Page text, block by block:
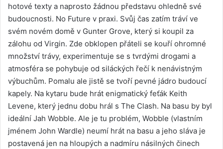
hotové texty a naprosto žádnou představu ohledně své
budoucnosti. No Future v praxi. Svůj čas zatím tráví ve
svém novém domě v Gunter Grove, který si koupil za
zálohu od Virgin. Zde obklopen přáteli se kouří ohromné
množství trávy, experimentuje se s tvrdými drogami a
atmosféra se pohybuje od siláckých řečí k nenávistným
výbuchům. Pomalu ale jistě se tvoří pevné jádro budoucí
kapely. Na kytaru bude hrát enigmatický feťák Keith
Levene, který jednu dobu hrál s The Clash. Na basu by byl
ideální Jah Wobble. Ale je tu problém, Wobble (vlastním
jménem John Wardle) neumí hrát na basu a jeho sláva je
postavená jen na hloupých a nadmíru násilných činech